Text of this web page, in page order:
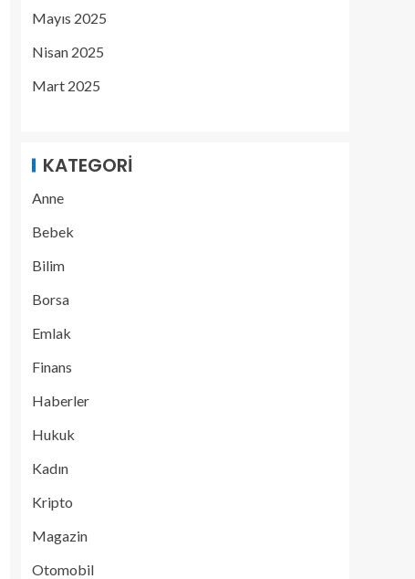
Mayıs 2025
Nisan 2025
Mart 2025
KATEGORI
Anne
Bebek
Bilim
Borsa
Emlak
Finans
Haberler
Hukuk
Kadın
Kripto
Magazin
Otomobil